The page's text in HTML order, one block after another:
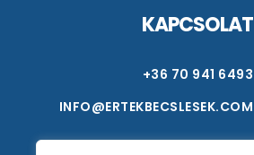
KAPCSOLAT
+36 70 941 6493
INFO@ERTEKBECSLESEK.COM